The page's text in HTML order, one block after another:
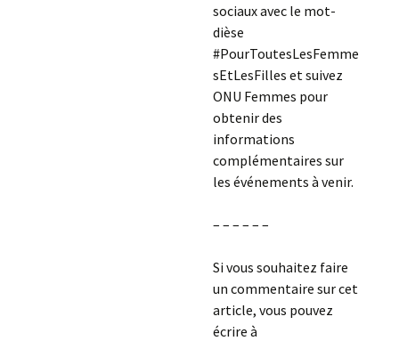
sociaux avec le mot-
dièse
#PourToutesLesFemme
sEtLesFilles et suivez
ONU Femmes pour
obtenir des
informations
complémentaires sur
les événements à venir.
– – – – – –
Si vous souhaitez faire
un commentaire sur cet
article, vous pouvez
écrire à